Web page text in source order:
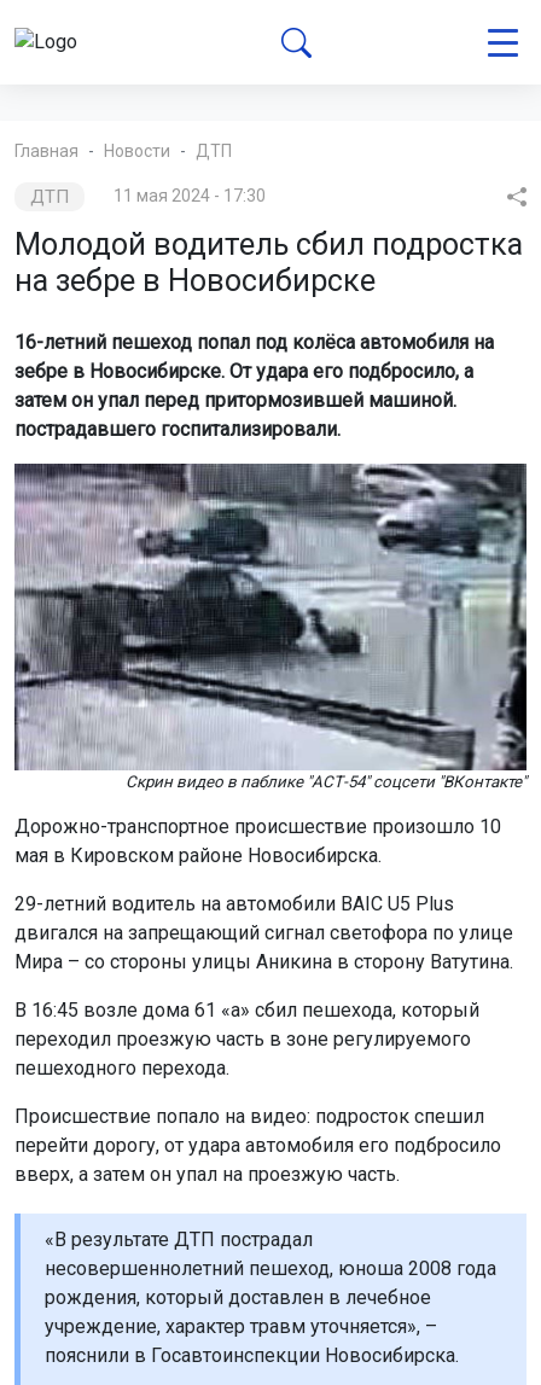
Главная Новости ДТП
ДТП 11 мая 2024 - 17:30
Молодой водитель сбил подростка
на зебре в Новосибирске
16-летний пешеход попал под колёса автомобиля на
зебре в Новосибирске. От удара его подбросило, а
затем он упал перед притормозившей машиной.
пострадавшего госпитализировали.
Скрин видео в паблике "АСТ-54" соцсети "ВКонтакте"
Дорожно-транспортное происшествие произошло 10
мая в Кировском районе Новосибирска.
29-летний водитель на автомобили BAIC U5 Plus
двигался на запрещающий сигнал светофора по улице
Мира – со стороны улицы Аникина в сторону Ватутина.
В 16:45 возле дома 61 «а» сбил пешехода, который
переходил проезжую часть в зоне регулируемого
пешеходного перехода.
Происшествие попало на видео: подросток спешил
перейти дорогу, от удара автомобиля его подбросило
вверх, а затем он упал на проезжую часть.
«В результате ДТП пострадал
несовершеннолетний пешеход, юноша 2008 года
рождения, который доставлен в лечебное
учреждение, характер травм уточняется», –
пояснили в Госавтоинспекции Новосибирска.